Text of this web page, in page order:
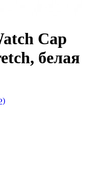
Cap
белая